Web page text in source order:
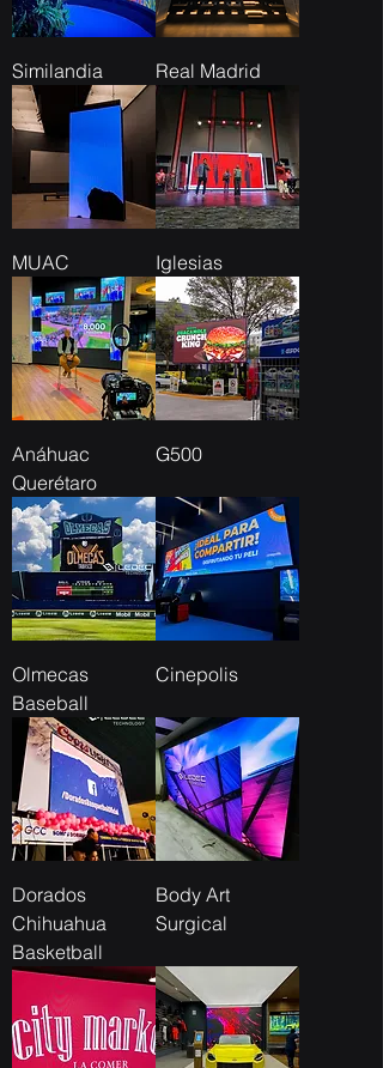
Similandia Real Madrid
MUAC Iglesias
Anáhuac
Querétaro
G500
Olmecas
Baseball
Cinepolis
Dorados
Chihuahua
Basketball
Body Art
Surgical